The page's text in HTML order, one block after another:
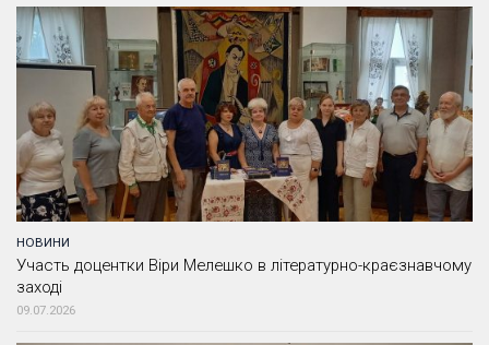
НОВИНИ
Участь доцентки Віри Мелешко в літературно-краєзнавчому
заході
09.07.2026